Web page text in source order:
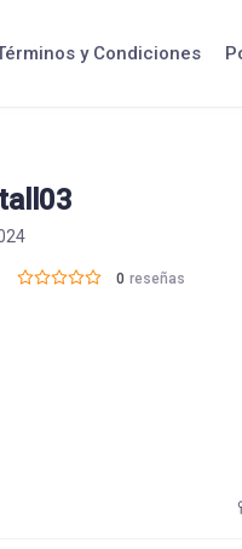
y Condiciones
0 reseñas